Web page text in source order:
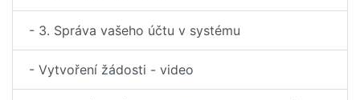
- 3. Správa vašeho účtu v systému
- Vytvoření žádosti - video